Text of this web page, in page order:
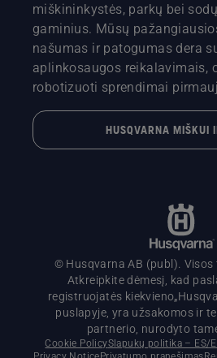
miškininkystės, parkų bei
gaminius. Mūsų
našumas ir patogumas dera
aplinkosaugos reikalavimais,
robotizuoti sprendimai
HUSQVARNA MIŠKUI
© Husqvarna AB (publ). Visos
Atkreipkite dėmesį, kad
registruojatės
puslapyje, yra užsakomos ir
partnerio, nurodyto
Cookie PolicySlapukų politika – ES/